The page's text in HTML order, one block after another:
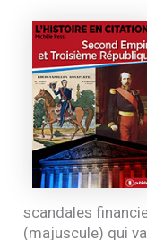
scandales
(majuscule) qui